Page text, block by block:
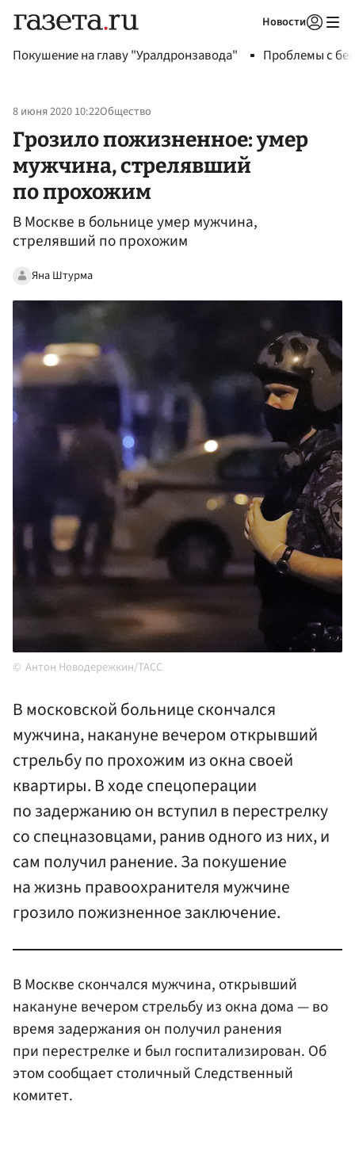
Новости
Покушение на главу "Уралдронзавода" Проблемы с
8 июня 2020 10:22Общество
Грозило пожизненное: умер
мужчина, стрелявший
по прохожим
В Москве в больнице умер мужчина,
стрелявший по прохожим
Яна Штурма
Антон Новодережкин/ТАСС
В московской больнице скончался
мужчина, накануне вечером открывший
стрельбу по прохожим из окна своей
квартиры. В ходе спецоперации
по задержанию он вступил в перестрелку
со спецназовцами, ранив одного из них, и
сам получил ранение. За покушение
на жизнь правоохранителя мужчине
грозило пожизненное заключение.
В Москве скончался мужчина, открывший
накануне вечером стрельбу из окна дома — во
время задержания он получил ранения
при перестрелке и был госпитализирован. Об
этом сообщает столичный Следственный
комитет.